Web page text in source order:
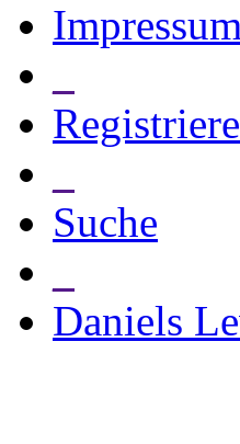
Impressum
Suche
Daniels